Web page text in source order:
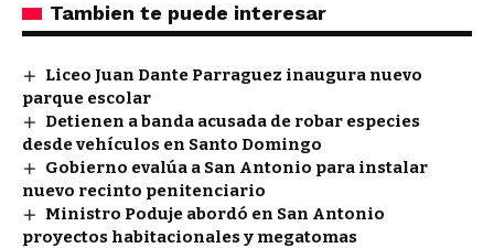
Tambien te puede interesar
Liceo Juan Dante Parraguez inaugura nuevo
parque escolar
Detienen a banda acusada de robar especies
desde vehículos en Santo Domingo
Gobierno evalúa a San Antonio para instalar
nuevo recinto penitenciario
Ministro Poduje abordó en San Antonio
proyectos habitacionales y megatomas